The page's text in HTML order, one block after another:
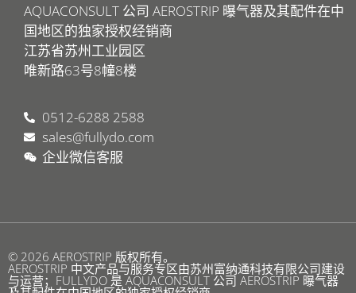
AQUACONSULT 公司 AEROSTRIP 曝气器及其配件在中
国地区的独家授权经销商
江苏省苏州工业园区
唯新路63号8幢8楼
0512-6288 2588
sales@fullydo.com
企业微信客服
© 2026 AEROSTRIP 版权所有。
AEROSTRIP 中文产品与服务专区由苏州富纳通科技有限公司建设
与运营；FULLYDO 是 AQUACONSULT 公司 AEROSTRIP 曝气器